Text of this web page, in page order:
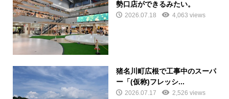
勢口店ができるみたい。
2026.07.18 4,063 views
猪名川町広根で工事中のスーパ
ー「(仮称)フレッシ...
2026.07.17 2,526 views